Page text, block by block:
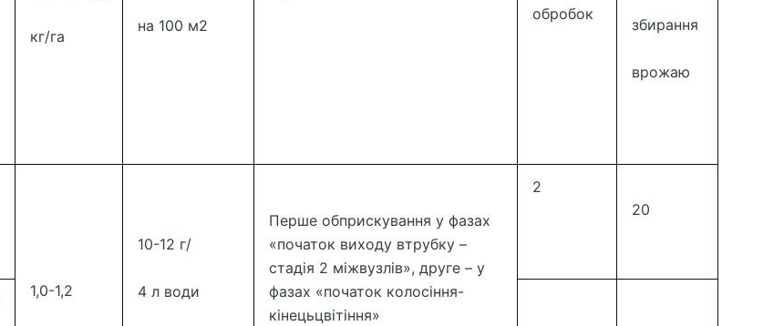
кг/га
на 100 м2
обробок
збирання
врожаю
1,0-1,2
10-12 г/
4 л води
Перше обприскування у фазах
«початок виходу втрубку –
стадія 2 міжвузлів», друге – у
фазах «початок колосіння-
кінецьцвітіння»
2
20